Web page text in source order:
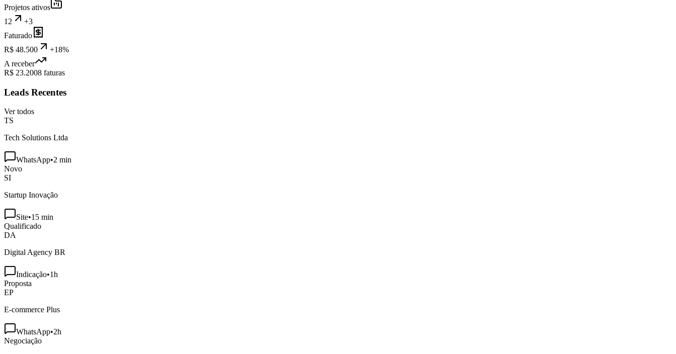
Projetos ativos
12
+3
Faturado
R$ 48.500
+18%
A receber
R$ 23.2008 faturas
Leads Recentes
Ver todos
TS
Tech Solutions Ltda
WhatsApp•2 min
Novo
SI
Startup Inovação
Site•15 min
Qualificado
DA
Digital Agency BR
Indicação•1h
Proposta
EP
E-commerce Plus
WhatsApp•2h
Negociação